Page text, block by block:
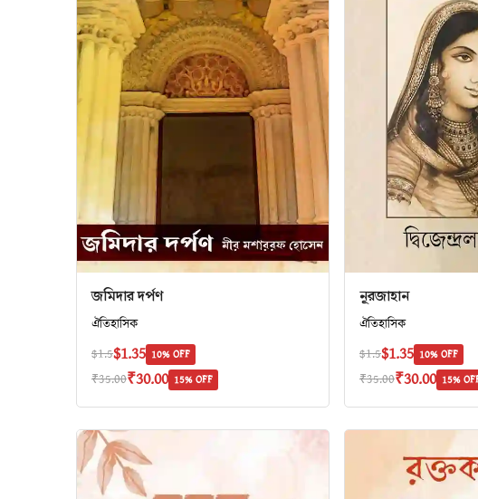
জমিদার দর্পণ
ঐতিহাসিক
$1.5$1.35 10% OFF
₹35.00₹30.00 15% OFF
নূরজাহান
ঐতিহাসিক
$1.5$1.35 10% OFF
₹35.00₹30.00 15%